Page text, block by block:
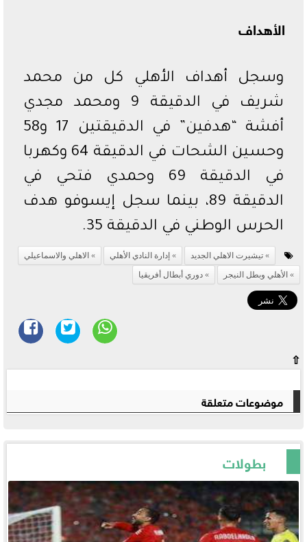
الأهداف
وسجل أهداف الأهلي كل من محمد
شريف في الدقيقة 9 ومحمد مجدي
أفشة “هدفين” في الدقيقتين 17 و58
وحسين الشحات في الدقيقة 64 وكهربا
في الدقيقة 69 وحمدي فتحي في
الدقيقة 89، بينما سجل إيسوفو هدف
الحرس الوطني في الدقيقة 35.
تيشيرت الاهلي الجديد إدارة النادي الأهلي
الاهلي والاسماعيلي
الأهلي وبطل النيجر
دوري أبطال أفريقيا
⇧
موضوعات متعلقة
بطولات